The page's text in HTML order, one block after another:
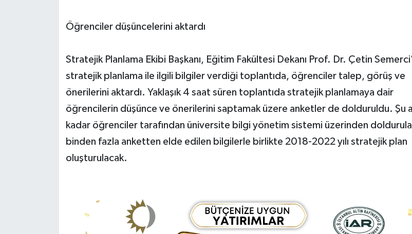
Öğrenciler düşüncelerini aktardı
Stratejik Planlama Ekibi Başkanı, Eğitim Fakültesi Dekanı Prof. Dr. Çetin
stratejik planlama ile ilgili bilgiler verdiği toplantıda, öğrenciler talep, görüş ve
önerilerini aktardı. Yaklaşık 4 saat süren toplantıda stratejik planlamaya dair
öğrencilerin düşünce ve önerilerini saptamak üzere anketler de dolduruldu. Şu
kadar öğrenciler tarafından üniversite bilgi yönetim sistemi üzerinden
binden fazla anketten elde edilen bilgilerle birlikte 2018-2022 yılı stratejik plan
oluşturulacak.